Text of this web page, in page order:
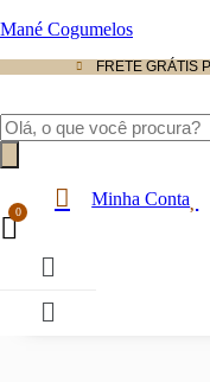
Mané Cogumelos
FRETE GRÁTIS
Pesquisar
produtos
Minha Conta
Menu